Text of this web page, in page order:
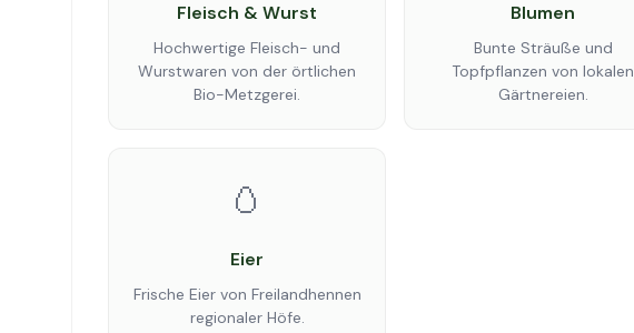
Fleisch & Wurst
Hochwertige Fleisch- und
Wurstwaren von der örtlichen
Bio-Metzgerei.
Blumen
Bunte Sträuße und
Topfpflanzen von lokalen
Gärtnereien.
🥚
Eier
Frische Eier von Freilandhennen
regionaler Höfe.